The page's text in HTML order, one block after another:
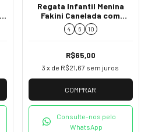
Regata Infantil Menina
Fakini Canelada com
Cerejinhas 02253
4 6 10
R$65,00
3 x de R$21,67 sem juros
COMPRAR
Consulte-nos pelo
WhatsApp